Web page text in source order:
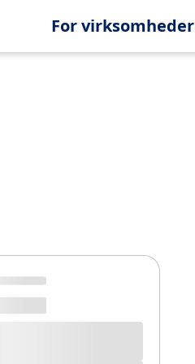
For virksomheder